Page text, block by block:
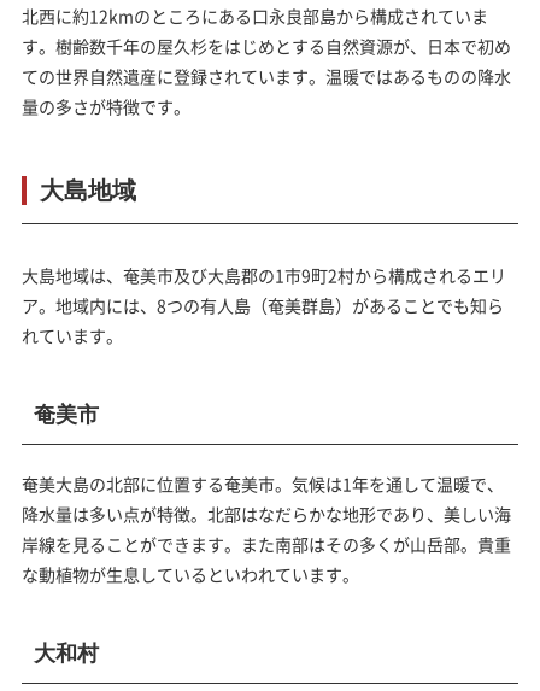
北西に約12kmのところにある口永良部島から構成されていま
す。樹齢数千年の屋久杉をはじめとする自然資源が、日本で初め
ての世界自然遺産に登録されています。温暖ではあるものの降水
量の多さが特徴です。
大島地域
大島地域は、奄美市及び大島郡の1市9町2村から構成されるエリ
ア。地域内には、8つの有人島（奄美群島）があることでも知ら
れています。
奄美市
奄美大島の北部に位置する奄美市。気候は1年を通して温暖で、
降水量は多い点が特徴。北部はなだらかな地形であり、美しい海
岸線を見ることができます。また南部はその多くが山岳部。貴重
な動植物が生息しているといわれています。
大和村